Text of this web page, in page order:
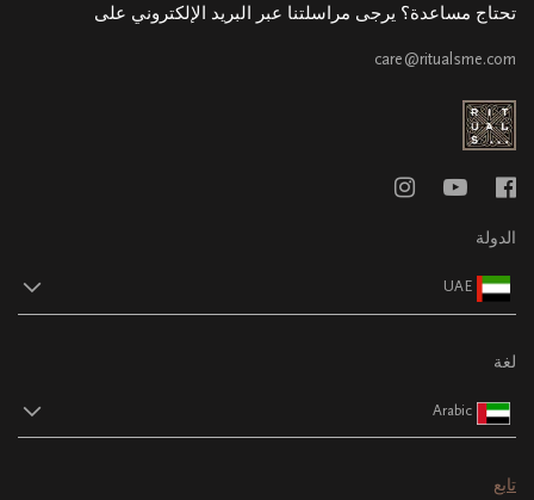
تحتاج مساعدة؟ يرجى مراسلتنا عبر البريد الإلكتروني على
care@ritualsme.com
الدولة
UAE
لغة
Arabic
تابع